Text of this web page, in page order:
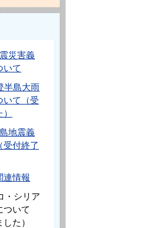
災害義
いて
半島大雨
いて（受
地震義
受付終了
連情報
・シリア
ついて
た）